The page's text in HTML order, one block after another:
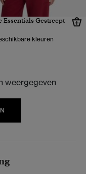
Essentials Gestreept
kleuren
weergegeven